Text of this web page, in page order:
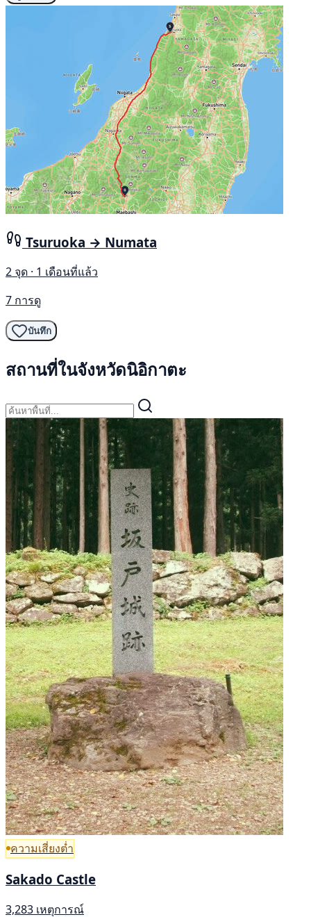
Tsuruoka → Numata
2 จุด · 1 เดือนที่แล้ว
7 การดู
บันทึก
สถานที่ในจังหวัดนิอิกาตะ
ความเสี่ยงต่ำ
Sakado Castle
3,283 เหตุการณ์